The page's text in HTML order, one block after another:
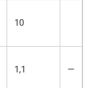
10
1,1 —